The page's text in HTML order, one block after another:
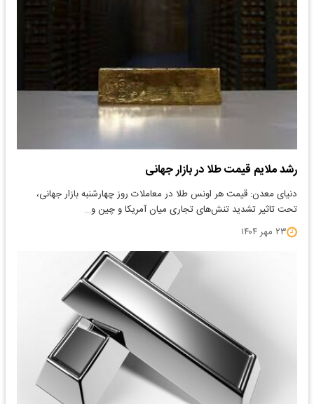
رشد ملایم قیمت طلا در بازار جهانی
​دنیای معدن: قیمت هر اونس طلا در معاملات روز چهارشنبه بازار جهانی،
تحت تاثیر تشدید تنش‌های تجاری میان آمریکا و چین و…
۲۳ مهر ۱۴۰۴